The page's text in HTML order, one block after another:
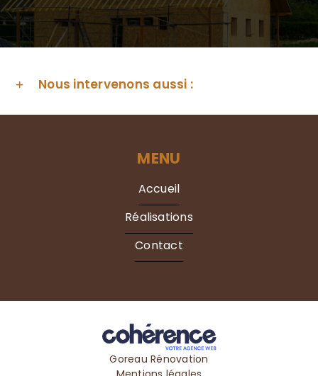
Nous intervenons aussi :
MENU
Accueil
Réalisations
Contact
Goreau Rénovation